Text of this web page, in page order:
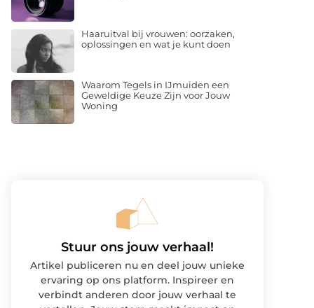
Haaruitval bij vrouwen: oorzaken,
oplossingen en wat je kunt doen
Waarom Tegels in IJmuiden een
Geweldige Keuze Zijn voor Jouw
Woning
Stuur ons jouw verhaal!
Artikel publiceren nu en deel jouw unieke
ervaring op ons platform. Inspireer en
verbindt anderen door jouw verhaal te